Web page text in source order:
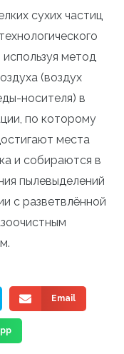
сухих частиц
метод
(воздух
носителя) в
по которому
места
и собираются в
пылевыделений
с разветвлённой
Email